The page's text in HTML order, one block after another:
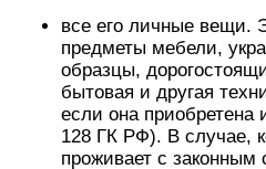
все его личные вещи.
предметы мебели,
образцы,
бытовая и другая
если она приобретена
128 ГК РФ). В случае,
проживает с законным